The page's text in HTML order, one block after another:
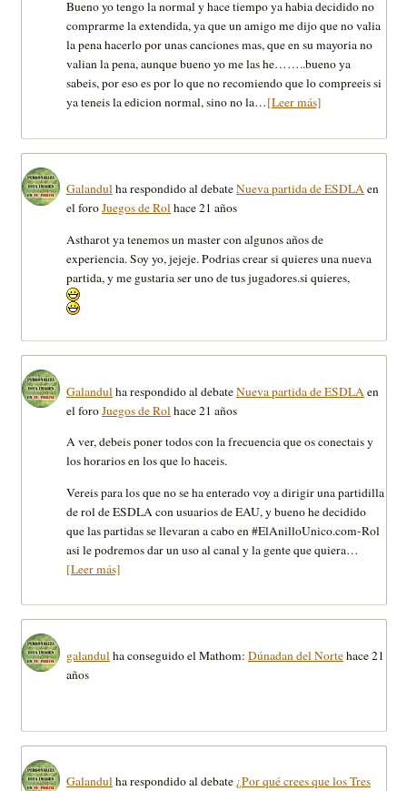
Bueno yo tengo la normal y hace tiempo ya habia decidido no
comprarme la extendida, ya que un amigo me dijo que no valia
la pena hacerlo por unas canciones mas, que en su mayoria no
valian la pena, aunque bueno yo me las he……..bueno ya
sabeis, por eso es por lo que no recomiendo que lo compreeis si
ya teneis la edicion normal, sino no la…[Leer más]
Galandulha respondido al debateNueva partida de ESDLAen
el foroJuegos de Rolhace 21 años
Astharot ya tenemos un master con algunos años de
experiencia. Soy yo, jejeje. Podrias crear si quieres una nueva
partida, y me gustaria ser uno de tus jugadores.si quieres,
Galandulha respondido al debateNueva partida de ESDLAen
el foroJuegos de Rolhace 21 años
A ver, debeis poner todos con la frecuencia que os conectais y
los horarios en los que lo haceis.
Vereis para los que no se ha enterado voy a dirigir una partidilla
de rol de ESDLA con usuarios de EAU, y bueno he decidido
que las partidas se llevaran a cabo en #ElAnilloUnico.com-Rol
asi le podremos dar un uso al canal y la gente que quiera…
[Leer más]
galandulha conseguido el Mathom: Dúnadan del Nortehace 21
años
Galandulha respondido al debate¿Por qué crees que los Tres